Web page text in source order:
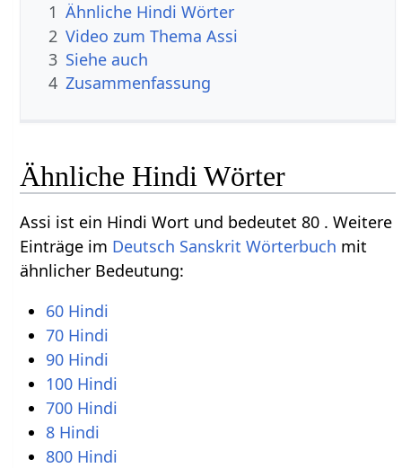
1 Ähnliche Hindi Wörter
2 Video zum Thema Assi
3 Siehe auch
4 Zusammenfassung
Ähnliche Hindi Wörter
Assi ist ein Hindi Wort und bedeutet 80 . Weitere
Einträge im Deutsch Sanskrit Wörterbuch mit
ähnlicher Bedeutung:
60 Hindi
70 Hindi
90 Hindi
100 Hindi
700 Hindi
8 Hindi
800 Hindi